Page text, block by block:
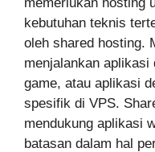
kebutuhan teknis
oleh shared hosting.
menjalankan
game, atau aplikasi
spesifik di VPS.
mendukung aplikasi
batasan dalam hal